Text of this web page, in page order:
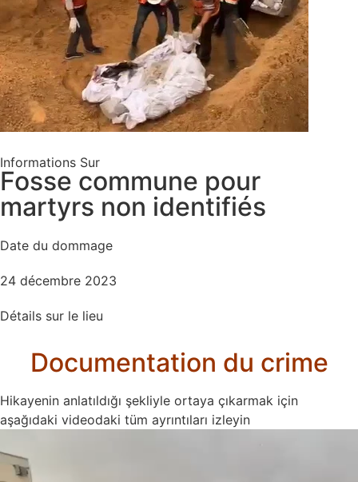
Informations Sur
Fosse commune pour
martyrs non identifiés
Date du dommage
24 décembre 2023
Détails sur le lieu
Documentation du crime
Hikayenin anlatıldığı şekliyle ortaya çıkarmak için
aşağıdaki videodaki tüm ayrıntıları izleyin